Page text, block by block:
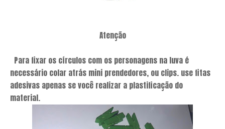
Atenção
Para fixar os círculos com os personagens na luva é
necessário colar atrás mini prendedores, ou clips. use fitas
adesivas apenas se você realizar a plastificação do
material.